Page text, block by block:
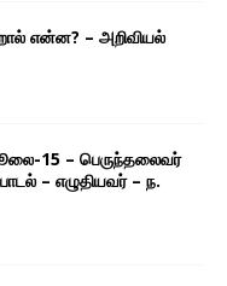
என்ன? – அறிவியல்
15 – பெருந்தலைவர்
– எழுதியவர் – ந.